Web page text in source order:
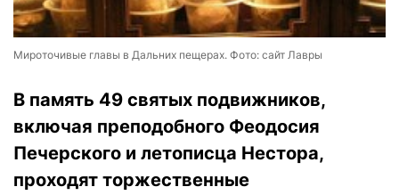
Мироточивые главы в Дальних пещерах. Фото: сайт Лавры
В память 49 святых подвижников,
включая преподобного Феодосия
Печерского и летописца Нестора,
проходят торжественные